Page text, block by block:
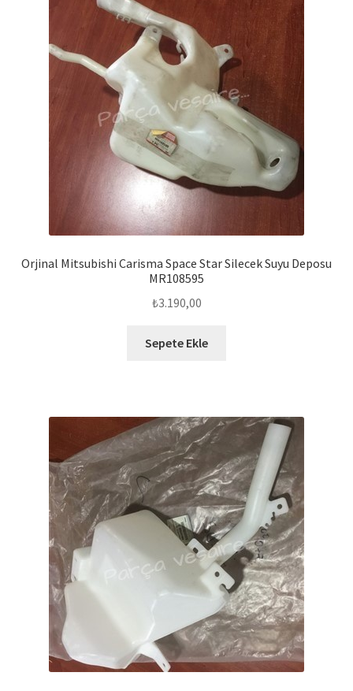
Orjinal Mitsubishi Carisma Space Star Silecek Suyu Deposu
MR108595
₺3.190,00
Sepete Ekle